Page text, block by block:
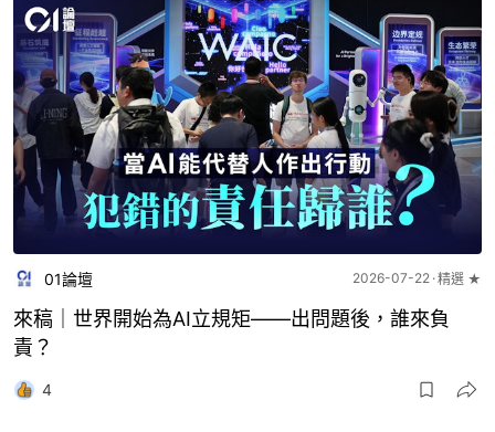
01論壇 2026-07-22 精選 ★
來稿｜世界開始為AI立規矩——出問題後，誰來負
責？
4